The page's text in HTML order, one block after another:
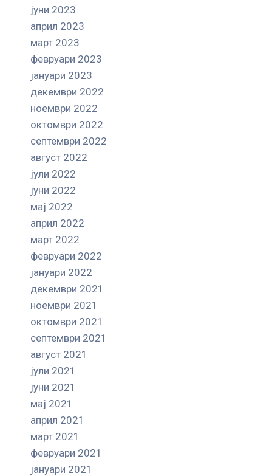
јуни 2023
април 2023
март 2023
февруари 2023
јануари 2023
декември 2022
ноември 2022
октомври 2022
септември 2022
август 2022
јули 2022
јуни 2022
мај 2022
април 2022
март 2022
февруари 2022
јануари 2022
декември 2021
ноември 2021
октомври 2021
септември 2021
август 2021
јули 2021
јуни 2021
мај 2021
април 2021
март 2021
февруари 2021
јануари 2021